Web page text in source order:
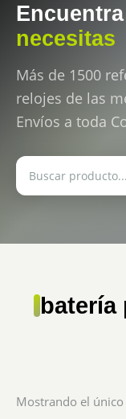
necesitas
Más de 1500
relojes de las
Envíos a toda
batería
Mostrando el